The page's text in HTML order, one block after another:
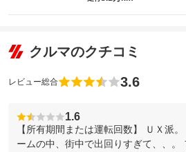
クルマのクチコミ
レビュー総合 3.6
1.6
【所有期間または運転回数】 ＵＸ派
ームの中、街中で出回りすぎて、、。